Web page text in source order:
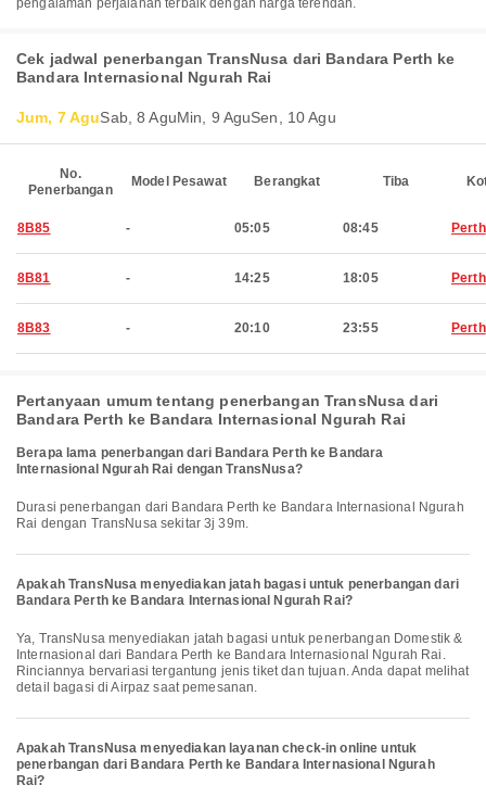
pengalaman perjalanan terbaik dengan harga terendah.
Cek jadwal penerbangan TransNusa dari Bandara Perth ke
Bandara Internasional Ngurah Rai
Jum, 7 AguSab, 8 AguMin, 9 AguSen, 10 Agu
No.
Penerbangan
Model Pesawat Berangkat Tiba
8B85 - 05:05 08:45 Perth
8B81 - 14:25 18:05 Perth
8B83 - 20:10 23:55 Perth
Pertanyaan umum tentang penerbangan TransNusa dari
Bandara Perth ke Bandara Internasional Ngurah Rai
Berapa lama penerbangan dari Bandara Perth ke Bandara
Internasional Ngurah Rai dengan TransNusa?
Durasi penerbangan dari Bandara Perth ke Bandara Internasional Ngurah
Rai dengan TransNusa sekitar 3j 39m.
Apakah TransNusa menyediakan jatah bagasi untuk penerbangan dari
Bandara Perth ke Bandara Internasional Ngurah Rai?
Ya, TransNusa menyediakan jatah bagasi untuk penerbangan Domestik &
Internasional dari Bandara Perth ke Bandara Internasional Ngurah Rai.
Rinciannya bervariasi tergantung jenis tiket dan tujuan. Anda dapat melihat
detail bagasi di Airpaz saat pemesanan.
Apakah TransNusa menyediakan layanan check-in online untuk
penerbangan dari Bandara Perth ke Bandara Internasional Ngurah
Rai?